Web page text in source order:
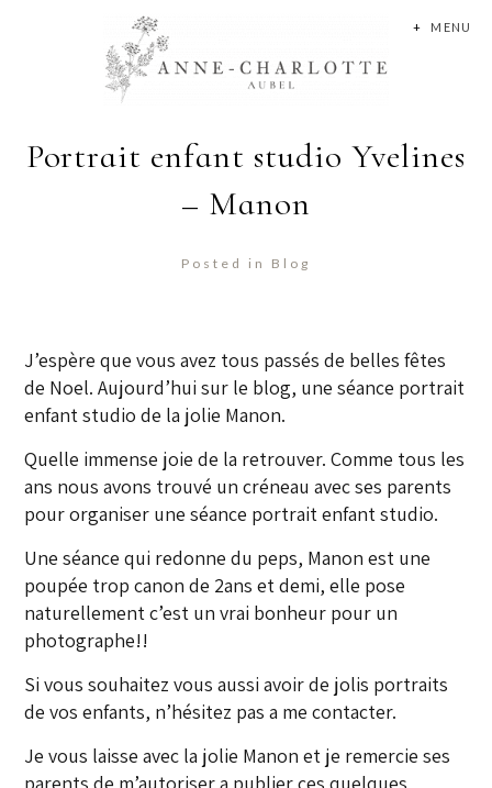
MENU
+
Portrait enfant studio Yvelines
– Manon
Posted in Blog
J’espère que vous avez tous passés de belles fêtes
de Noel. Aujourd’hui sur le blog, une séance portrait
enfant studio de la jolie Manon.
Quelle immense joie de la retrouver. Comme tous les
ans nous avons trouvé un créneau avec ses parents
pour organiser une séance portrait enfant studio.
Une séance qui redonne du peps, Manon est une
poupée trop canon de 2ans et demi, elle pose
naturellement c’est un vrai bonheur pour un
photographe!!
Si vous souhaitez vous aussi avoir de jolis portraits
de vos enfants, n’hésitez pas a me contacter.
Je vous laisse avec la jolie Manon et je remercie ses
parents de m’autoriser a publier ces quelques